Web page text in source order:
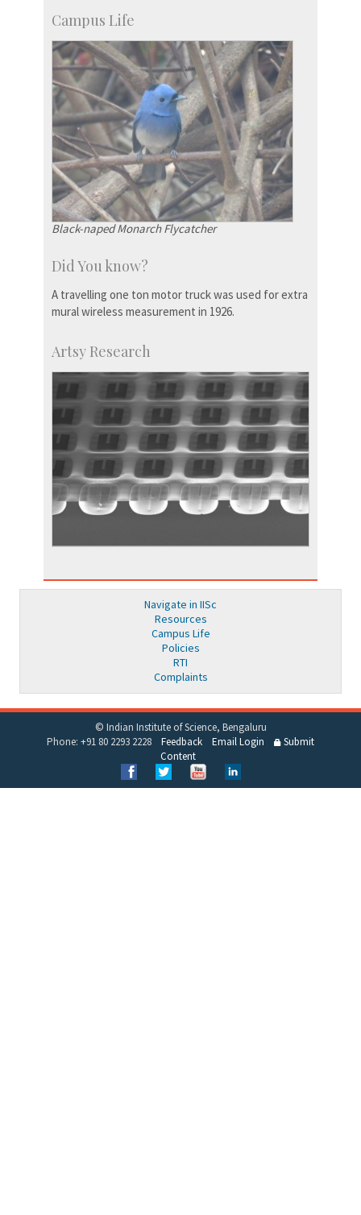
Campus Life
Black-naped Monarch Flycatcher
Did You know?
A travelling one ton motor truck was used for extra
mural wireless measurement in 1926.
Artsy Research
Navigate in IISc
Resources
Campus Life
Policies
RTI
Complaints
© Indian Institute of Science, Bengaluru
Phone: +91 80 2293 2228 Feedback Email Login
Submit
Content